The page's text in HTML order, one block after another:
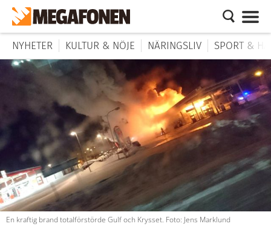
NYHETER KULTUR & NÖJE NÄRINGSLIV SPORT &
En kraftig brand totalförstörde Gulf och Krysset. Foto: Jens Marklund